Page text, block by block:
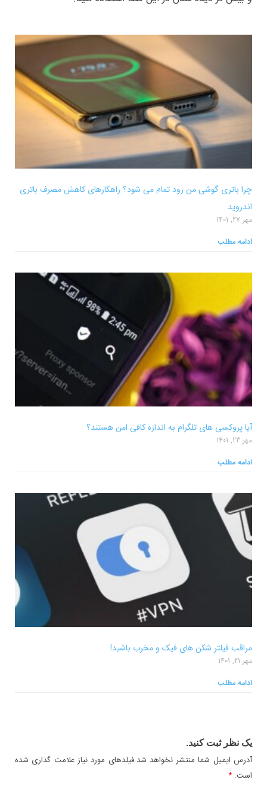
چرا باتری گوشی من زود تمام می شود؟ راهکارهای کاهش مصرف باتری
اندروید
مهر 27, 1401
ادامه مطلب
آیا پروکسی های تلگرام به اندازه کافی امن هستند؟
مهر 23, 1401
ادامه مطلب
مراقب فیلتر شکن های فیک و مخرب باشید!
مهر 21, 1401
ادامه مطلب
یک نظر ثبت کنید.
آدرس ایمیل شما منتشر نخواهد شد.فیلدهای مورد نیاز علامت گذاری شده
است. *